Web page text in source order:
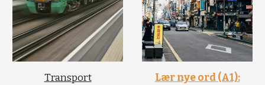
Transport
Lær nye ord (A1):